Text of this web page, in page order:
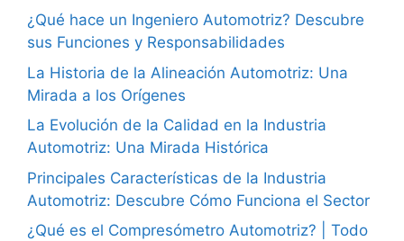
¿Qué hace un Ingeniero Automotriz? Descubre
sus Funciones y Responsabilidades
La Historia de la Alineación Automotriz: Una
Mirada a los Orígenes
La Evolución de la Calidad en la Industria
Automotriz: Una Mirada Histórica
Principales Características de la Industria
Automotriz: Descubre Cómo Funciona el Sector
¿Qué es el Compresómetro Automotriz? | Todo